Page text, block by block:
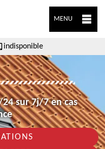
MENU
indisponible
sur 7j/7 en cas